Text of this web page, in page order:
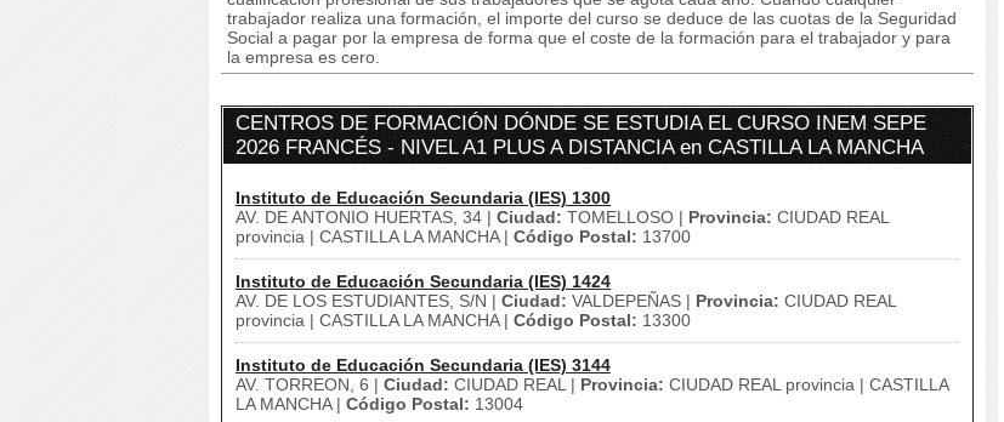
trabajador realiza una formación, el importe del curso se deduce de las cuotas de la Seguridad
Social a pagar por la empresa de forma que el coste de la formación para el trabajador y para
la empresa es cero.
CENTROS DE FORMACIÓN DÓNDE SE ESTUDIA EL CURSO INEM SEPE
2026 FRANCÉS - NIVEL A1 PLUS A DISTANCIA en CASTILLA LA MANCHA
Instituto de Educación Secundaria (IES) 1300
AV. DE ANTONIO HUERTAS, 34 | Ciudad: TOMELLOSO | Provincia: CIUDAD REAL
provincia | CASTILLA LA MANCHA | Código Postal: 13700
Instituto de Educación Secundaria (IES) 1424
AV. DE LOS ESTUDIANTES, S/N | Ciudad: VALDEPEÑAS | Provincia: CIUDAD REAL
provincia | CASTILLA LA MANCHA | Código Postal: 13300
Instituto de Educación Secundaria (IES) 3144
AV. TORREON, 6 | Ciudad: CIUDAD REAL | Provincia: CIUDAD REAL provincia | CASTILLA
LA MANCHA | Código Postal: 13004